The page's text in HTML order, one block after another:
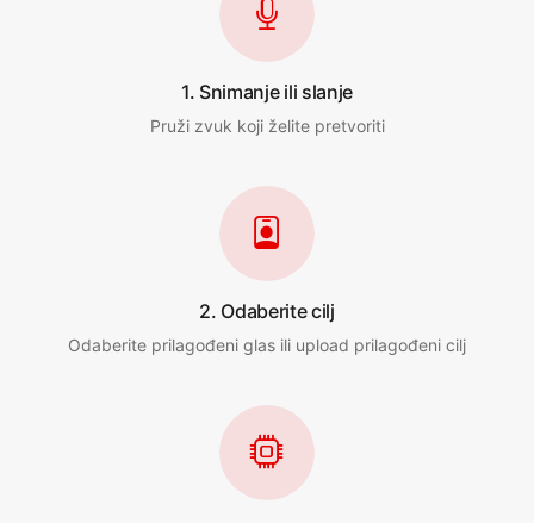
1. Snimanje ili slanje
Pruži zvuk koji želite pretvoriti
2. Odaberite cilj
Odaberite prilagođeni glas ili upload prilagođeni cilj